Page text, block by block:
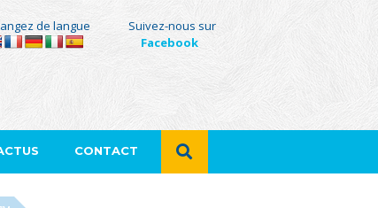
de langue
Suivez-nous sur
Facebook
CONTACT